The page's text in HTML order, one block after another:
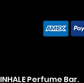
INHALE Perfume Bar.